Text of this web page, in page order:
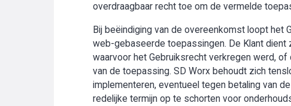
overdraagbaar recht toe om de vermelde
Bij beëindiging van de overeenkomst loopt het
web-gebaseerde toepassingen. De Klant dient
waarvoor het Gebruiksrecht verkregen werd,
van de toepassing. SD Worx behoudt zich
implementeren, eventueel tegen betaling van
redelijke termijn op te schorten voor